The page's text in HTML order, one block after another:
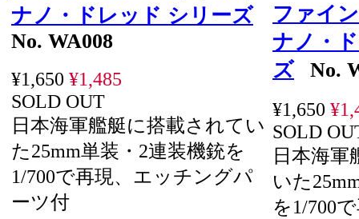
ナノ・ドレッド シリーズ
No. WA008
¥1,650 ¥1,485
SOLD OUT
日本海軍艦艇に搭載されてい
た25mm単装・2連装機銃を
1/700で再現、エッチングパ
ーツ付
ファイ
ナノ・
ズNo.
¥1,650
SOLD
日本海軍
いた
を1/700